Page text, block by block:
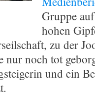
Gruppe
hohen
zu der
nur noch tot
und ein